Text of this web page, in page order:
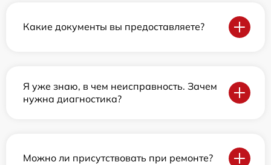
Какие документы вы предоставляете?
Я уже знаю, в чем неисправность. Зачем
нужна диагностика?
Можно ли присутствовать при ремонте?